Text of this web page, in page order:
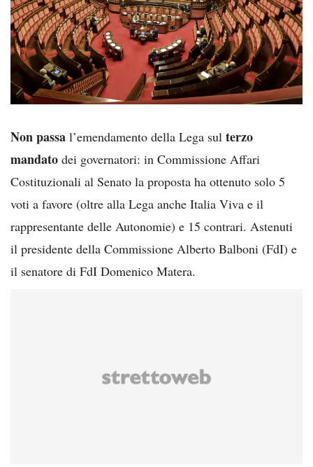
Non passa l’emendamento della Lega sul terzo
mandato dei governatori: in Commissione Affari
Costituzionali al Senato la proposta ha ottenuto solo 5
voti a favore (oltre alla Lega anche Italia Viva e il
rappresentante delle Autonomie) e 15 contrari. Astenuti
il presidente della Commissione Alberto Balboni (FdI) e
il senatore di FdI Domenico Matera.